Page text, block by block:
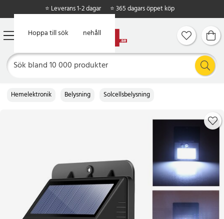
Hoppa till huvudinnehåll
Hoppa till sök
⭐ Leverans 1-2 dagar ⭐ 365 dagars öppet köp
Hemelektronik Belysning Solcellsbelysning